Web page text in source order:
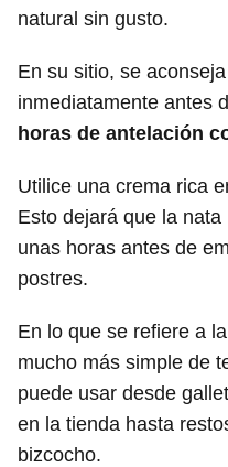
natural sin gusto.
En su sitio, se aconseja
inmediatamente antes
horas de antelación
Utilice una crema rica
Esto dejará que la
unas horas antes de
postres.
En lo que se refiere a
mucho más simple de
puede usar desde
en la tienda hasta
bizcocho.